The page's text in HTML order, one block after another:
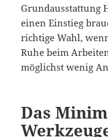
Grundausstattung
einen Einstieg
richtige Wahl,
Ruhe beim
möglichst wenig
Das